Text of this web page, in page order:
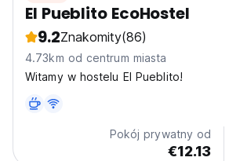
El Pueblito EcoHostel
9.2Znakomity(86)
4.73km od centrum miasta
Witamy w hostelu El Pueblito!
Pokój prywatny od
€12.13